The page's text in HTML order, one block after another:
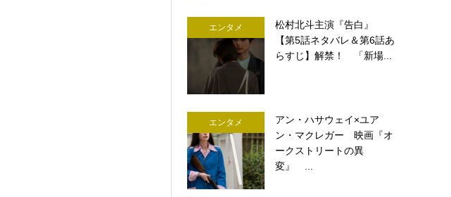
エンタメ
松村北斗主演『告白』
【第5話ネタバレ＆第6話あ
らすじ】解禁！ 「新場...
エンタメ
アン・ハサウェイ×ユア
ン・マクレガー 映画『オ
ークストリートの異
変』 ...